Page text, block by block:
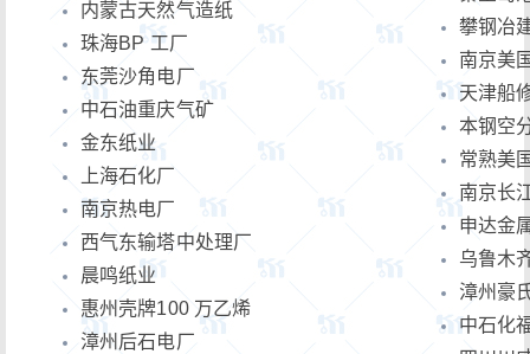
内蒙古天然气造纸
珠海BP 工厂
东莞沙角电厂
中石油重庆气矿
金东纸业
上海石化厂
南京热电厂
西气东输塔中处理厂
晨鸣纸业
惠州壳牌100 万乙烯
漳州后石电厂
攀钢冶
南京美
天津船
本钢空
常熟美
南京长
申达金
乌鲁木
漳州豪
中石化